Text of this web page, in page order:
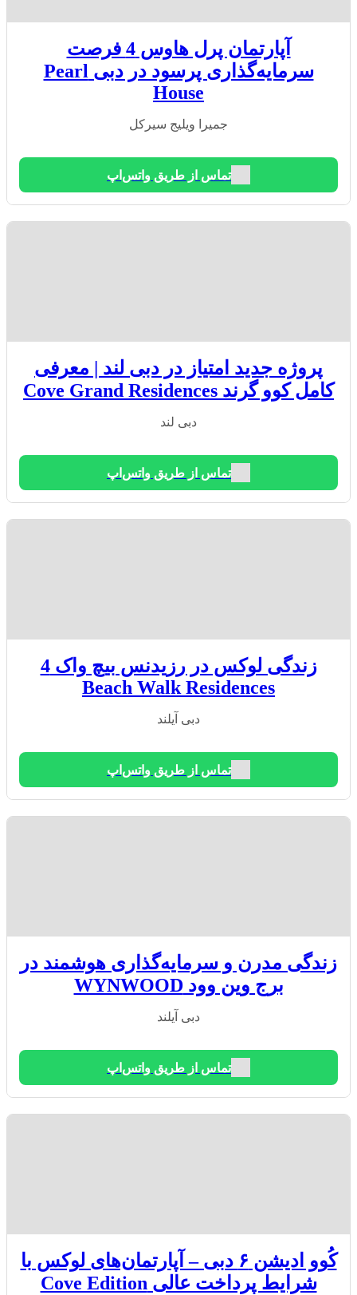
آپارتمان پرل هاوس 4 فرصت
سرمایه‌گذاری پرسود در دبی Pearl
House
جمیرا ویلیج سیرکل
تماس از طریق واتس‌اپ
پروژه جدید امتیاز در دبی‌ لند | معرفی
کامل کوو گرند Cove Grand Residences
دبی لند
تماس از طریق واتس‌اپ
زندگی لوکس در رزیدنس بیچ واک 4
Beach Walk Residences
دبی آیلند
تماس از طریق واتس‌اپ
زندگی مدرن و سرمایه‌گذاری هوشمند در
برج وین وود WYNWOOD
دبی آیلند
تماس از طریق واتس‌اپ
کُوو ادیشن ۶ دبی – آپارتمان‌های لوکس با
شرایط پرداخت عالی Cove Edition